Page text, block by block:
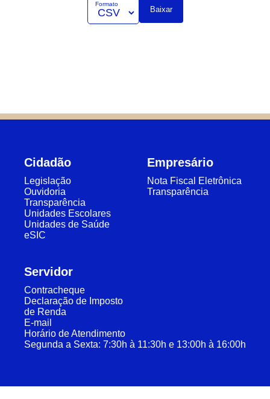
Formato
Baixar
Cidadão
Legislação
Ouvidoria
Transparência
Unidades Escolares
Unidades de Saúde
eSIC
Empresário
Nota Fiscal Eletrônica
Transparência
Servidor
Contracheque
Declaração de Imposto
de Renda
E-mail
Horário de Atendimento
Segunda a Sexta: 7:30h à 11:30h e 13:00h à 16:00h